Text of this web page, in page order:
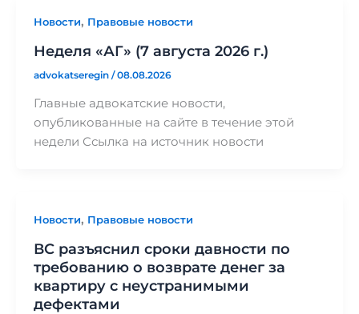
Новости, Правовые новости
Неделя «АГ» (7 августа 2026 г.)
advokatseregin /08.08.2026
Главные адвокатские новости,
опубликованные на сайте в течение этой
недели Ссылка на источник новости
Новости, Правовые новости
ВС разъяснил сроки давности по
требованию о возврате денег за
квартиру с неустранимыми
дефектами